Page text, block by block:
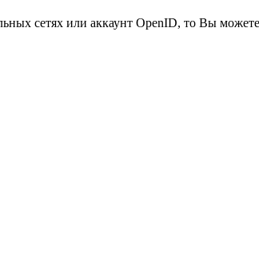
сетях или аккаунт OpenID, то Вы